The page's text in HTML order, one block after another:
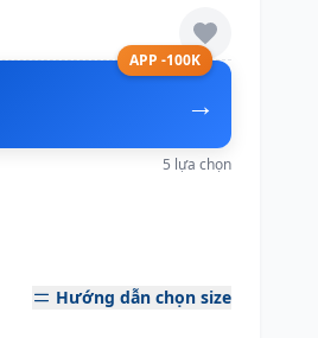
APP -100K
→
5 lựa chọn
Hướng dẫn chọn size